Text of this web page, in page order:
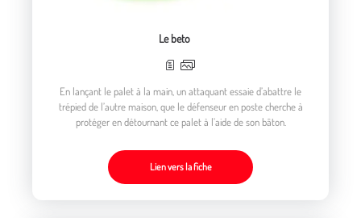
Le beto
En lançant le palet à la main, un attaquant essaie d’abattre le
trépied de l’autre maison, que le défenseur en poste cherche à
protéger en détournant ce palet à l’aide de son bâton.
Lien vers la fiche